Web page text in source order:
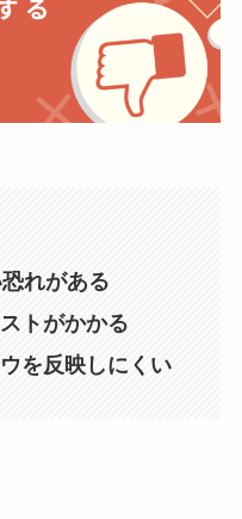
れがある
トがかかる
を反映しにくい